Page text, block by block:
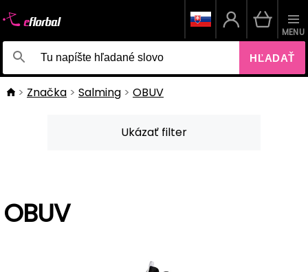
HĽADAŤ
MENU
Značka Salming OBUV
Ukázať filter
OBUV